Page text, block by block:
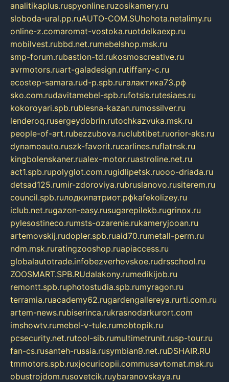
analitikaplus.ruspyonline.ruzosikamery.ru
sloboda-ural.pp.ruAUTO-COM.SUhohota.netalimy.ru
online-z.comaromat-vostoka.ruotdelkaexp.ru
mobilvest.rubbd.net.rumebelshop.msk.ru
smp-forum.rubastion-td.rukosmoscreative.ru
avrmotors.ruart-galadesign.rutiffany-c.ru
ecostep-samara.rud-p.spb.ruгалактика73.рф
sko.com.rudavitamebel-spb.rufotsis.rutesiaes.ru
kokoroyari.spb.rublesna-kazan.rumossilver.ru
lenderoq.rusergeydobrin.rutochkazvuka.msk.ru
people-of-art.rubezzubova.ruclubtibet.ruorior-aks.ru
dynamoauto.ruszk-favorit.rucarlines.ruflatnsk.ru
kingbolenskaner.rualex-motor.ruastroline.net.ru
act1.spb.rupolyglot.com.rugidlipetsk.ruooo-driada.ru
detsad125.rumir-zdoroviya.rubruslanovo.rusiterem.ru
council.spb.ruлодкипатриот.рфkafekolizey.ru
iclub.net.rugazon-easy.rusugarepilekb.rugrinox.ru
pylesostineco.rumsts-ozarenie.rukameryjooan.ru
artemovskij.rudopler.spb.ruaid70.rumetall-perm.ru
ndm.msk.ruratingzooshop.ruapiaccess.ru
globalautotrade.infobezverhovskoe.rudrsschool.ru
ZOOSMART.SPB.RUdalakony.rumedikijob.ru
remontt.spb.ruphotostudia.spb.rumyragon.ru
terramia.ruacademy62.rugardengallereya.rurti.com.ru
artem-news.rubiserinca.rukrasnodarkurort.com
imshowtv.rumebel-v-tule.rumobtopik.ru
pcsecurity.net.rutool-sib.rumultimetrunit.rusp-tour.ru
fan-cs.rusanteh-russia.rusymbian9.net.ruDSHAIR.RU
tmmotors.spb.ruxjocuricopii.commusavtomat.msk.ru
obustrojdom.rusovetcik.ruybaranovskaya.ru